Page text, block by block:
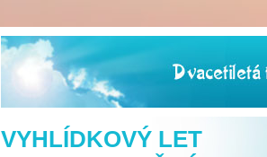
VYHLÍDKOVÝ LET